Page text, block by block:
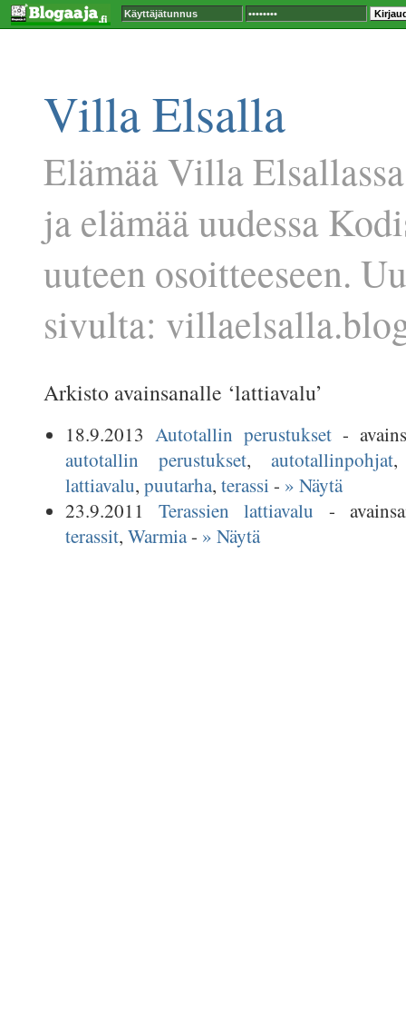
Villa Elsalla
Elämää Villa
ja elämää uudessa
uuteen osoitteeseen.
sivulta:
Arkisto avainsanalle ‘lattiavalu’
18.9.2013 Autotallin perustukset-
autotallin perustukset, autotallinpohjat
lattiavalu, puutarha, terassi - » Näytä
23.9.2011 Terassien lattiavalu -
terassit, Warmia- » Näytä